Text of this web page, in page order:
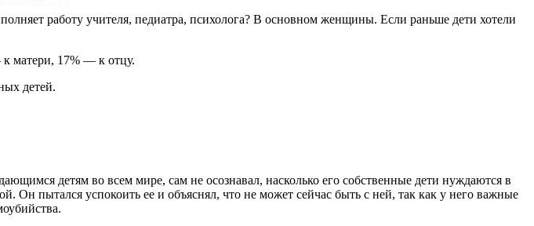
работу учителя, педиатра, психолога? В основном женщины. Если раньше дети хотели
матери, 17% — к отцу.
детей.
детям во всем мире, сам не осознавал, насколько его собственные дети нуждаются в
Он пытался успокоить ее и объяснял, что не может сейчас быть с ней, так как у него важные